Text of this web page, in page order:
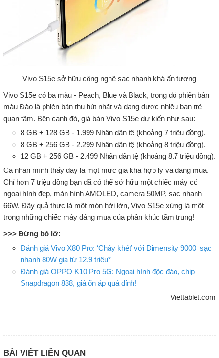
Vivo S15e sở hữu công nghệ sạc nhanh khá ấn tượng
Vivo S15e có ba màu - Peach, Blue và Black, trong đó phiên bản
màu Đào là phiên bản thu hút nhất và đang được nhiều bạn trẻ
quan tâm. Bên cạnh đó, giá bán Vivo S15e dự kiến như sau:
8 GB + 128 GB - 1.999 Nhân dân tệ (khoảng 7 triệu đồng).
8 GB + 256 GB - 2.299 Nhân dân tệ (khoảng 8 triệu đồng).
12 GB + 256 GB - 2.499 Nhân dân tệ (khoảng 8.7 triệu đồng).
Cá nhân mình thấy đây là một mức giá khá hợp lý và đáng mua.
Chỉ hơn 7 triệu đồng bạn đã có thể sở hữu một chiếc máy có
ngoại hình đẹp, màn hình AMOLED, camera 50MP, sạc nhanh
66W. Đây quả thực là một món hời lớn, Vivo S15e xứng là một
trong những chiếc máy đáng mua của phân khúc tầm trung!
>>> Đừng bỏ lỡ:
Đánh giá Vivo X80 Pro: ‘Cháy khét’ với Dimensity 9000, sạc
nhanh 80W giá từ 12.9 triệu*
Đánh giá OPPO K10 Pro 5G: Ngoại hình độc đáo, chip
Snapdragon 888, giá ổn áp quá đỉnh!
Viettablet.com
BÀI VIẾT LIÊN QUAN